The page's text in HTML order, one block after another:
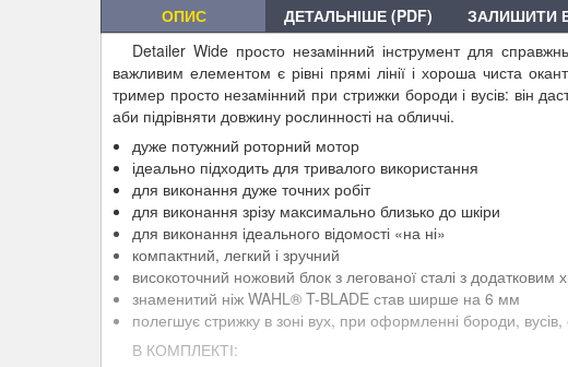
ОПИС ДЕТАЛЬНІШЕ (PDF) ЗАЛИШИТИ
Detailer Wide просто незамінний інструмент для
важливим елементом є рівні прямі лінії і хороша чиста
тример просто незамінний при стрижки бороди і вусів: він
аби підрівняти довжину рослинності на обличчі.
дуже потужний роторний мотор
ідеально підходить для тривалого використання
для виконання дуже точних робіт
для виконання зрізу максимально близько до шкіри
для виконання ідеального відомості «на ні»
компактний, легкий і зручний
високоточний ножовий блок з легованої сталі з
знаменитий ніж WAHL® T-BLADE став ширше на 6 мм
полегшує стрижку в зоні вух, при оформленні бороди, вусів,
В КОМПЛЕКТІ: